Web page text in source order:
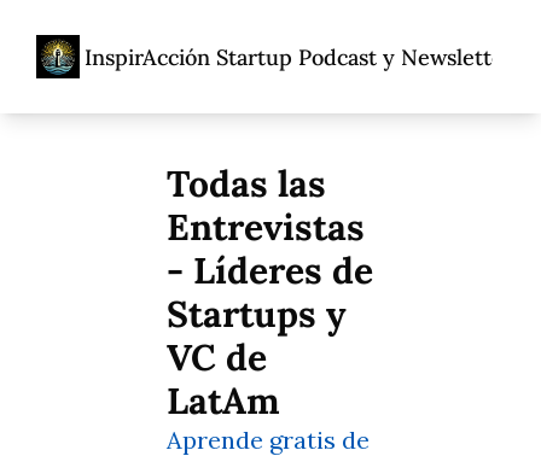
InspirAcción Startup Podcast y Newsletter
Home Acerca De
Acerca De
Todas las
Entrevistas
- Líderes de
Startups y
VC de
LatAm
Aprende gratis de